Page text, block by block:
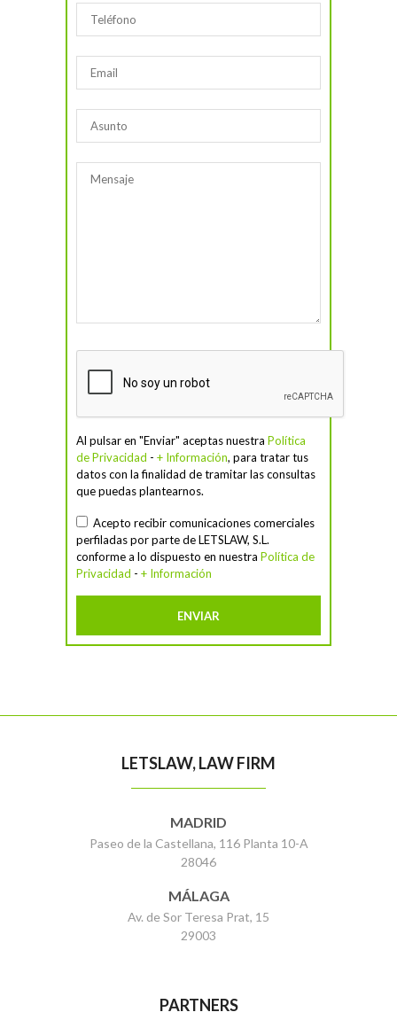
Al pulsar en "Enviar" aceptas nuestra Política
de Privacidad - + Información, para tratar tus
datos con la finalidad de tramitar las consultas
que puedas plantearnos.
Acepto recibir comunicaciones comerciales
perfiladas por parte de LETSLAW, S.L.
conforme a lo dispuesto en nuestra Política de
Privacidad - + Información
LETSLAW, LAW FIRM
MADRID
Paseo de la Castellana, 116 Planta 10-A
28046
MÁLAGA
Av. de Sor Teresa Prat, 15
29003
PARTNERS